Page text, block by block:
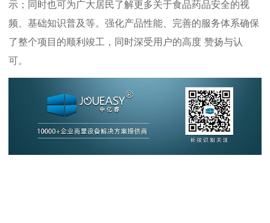
示；同时也可为广大居民了解更多关于食品药品安全的视
频、基础知识普及等。强化产品性能、完善的服务体系确保
了整个项目的顺利竣工，同时深受用户的高度 赞扬与认
可。